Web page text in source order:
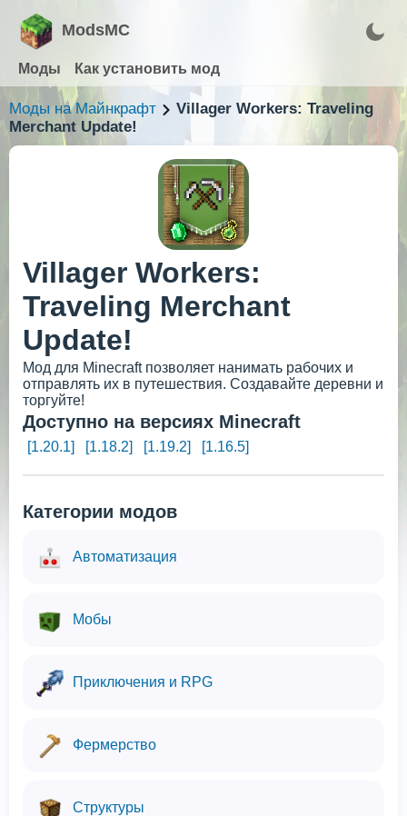
ModsMC
Моды Как установить мод
Моды на Майнкрафт
Villager Workers: Traveling
Merchant Update!
Villager Workers:
Traveling Merchant
Update!
Мод для Minecraft позволяет нанимать рабочих и
отправлять их в путешествия. Создавайте деревни и
торгуйте!
Доступно на версиях Minecraft
[1.20.1] [1.18.2] [1.19.2] [1.16.5]
Категории модов
Автоматизация
Мобы
Приключения и RPG
Фермерство
Структуры